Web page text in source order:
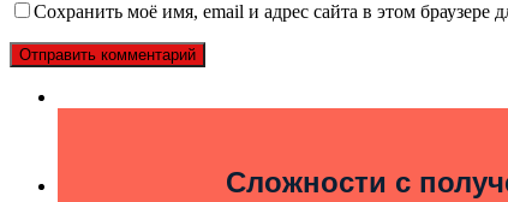
Сохранить моё имя, email и адрес сайта в этом
Сложности с